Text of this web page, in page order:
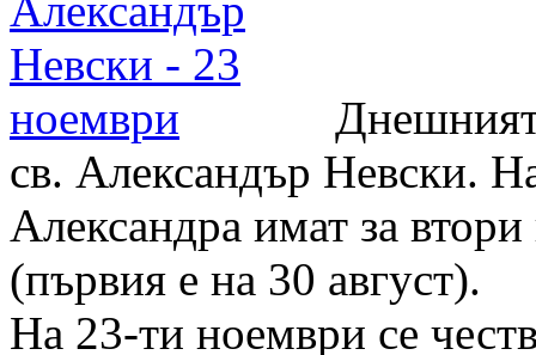
св. Александър Невски.
Александра имат за
(първия е на 30 август).
На 23-ти ноември се